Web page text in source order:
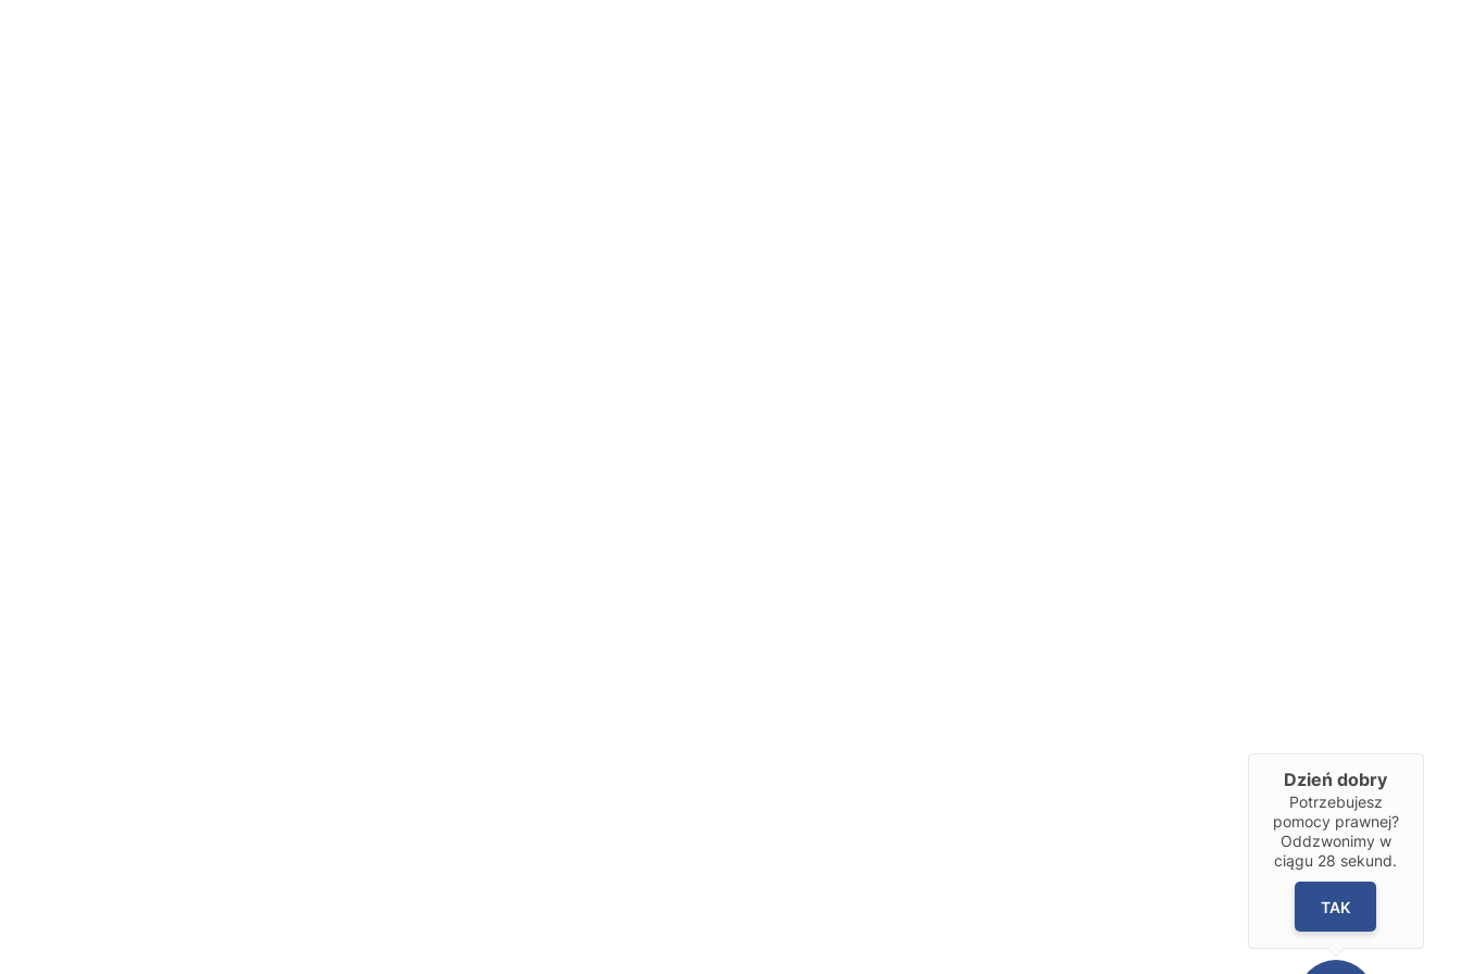
Dzień dobry
Potrzebujesz
pomocy prawnej?
Oddzwonimy w
ciągu 28 sekund.
TAK